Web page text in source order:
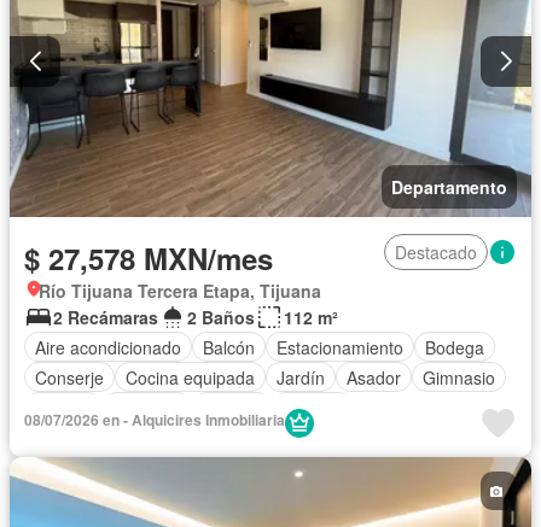
Departamento
$ 27,578 MXN/mes
Destacado
Río Tijuana Tercera Etapa, Tijuana
2 Recámaras
2 Baños
112 m²
Aire acondicionado
Balcón Estacionamiento
Bodega
Conserje
Cocina equipada Jardín Asador
Gimnasio
Terraza
Completamente amueblado
08/07/2026 en - Alquicires Inmobiliaria